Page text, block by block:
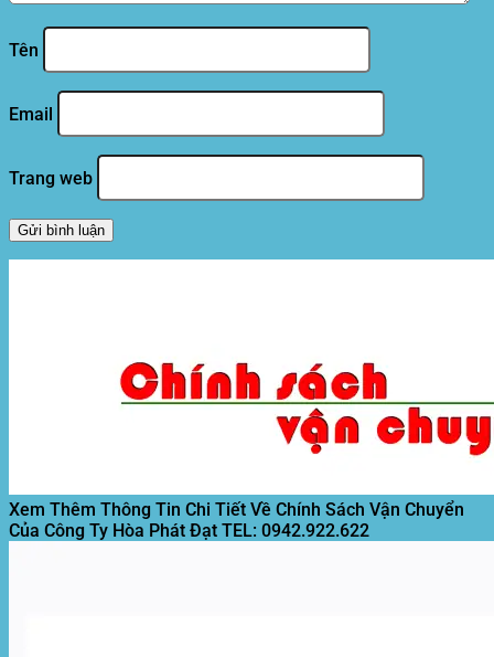
Tên
Email
Trang web
Xem Thêm Thông Tin Chi Tiết Về Chính Sách Vận Chuyển
Của Công Ty Hòa Phát Đạt TEL: 0942.922.622